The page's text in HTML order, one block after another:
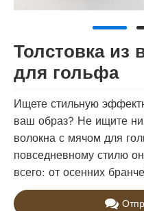
Толстовка из
для гольфа
Ищете стильную
ваш образ? Не ищите
волокна с мячом для
повседневному стилю
всего: от осенних